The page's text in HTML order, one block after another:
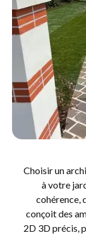
Choisir un
à votre
cohérence,
conçoit des
2D 3D précis,